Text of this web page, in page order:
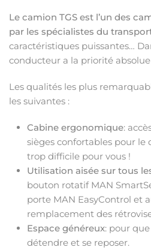
Le camion TGS est l’un des
par les spécialistes du
caractéristiques puissantes…
conducteur a la priorité absolue
Les qualités les plus
les suivantes :
Cabine ergonomique:
sièges confortables pour le
trop difficile pour vous !
Utilisation aisée sur tous
bouton rotatif MAN
porte MAN EasyControl et
remplacement des
Espace généreux: pour
détendre et se reposer.